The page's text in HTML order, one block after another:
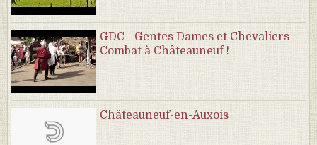
GDC - Gentes Dames et Chevaliers -
Combat à Châteauneuf !
Châteauneuf-en-Auxois